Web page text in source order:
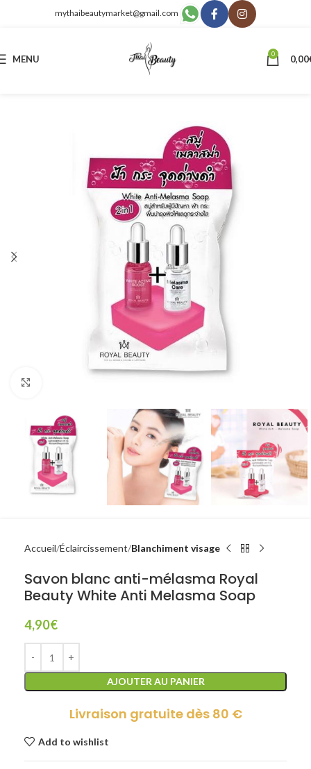
mythaibeautymarket@gmail.com
MENU 0 0,00
Accueil Éclaircissement Blanchiment visage
Savon blanc anti-mélasma Royal
Beauty White Anti Melasma Soap
4,90€
AJOUTER AU PANIER
Livraison gratuite dès 80 €
Add to wishlist